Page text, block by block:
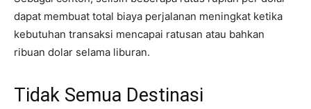
dapat membuat total biaya perjalanan meningkat ketika
kebutuhan transaksi mencapai ratusan atau bahkan
ribuan dolar selama liburan.
Tidak Semua Destinasi